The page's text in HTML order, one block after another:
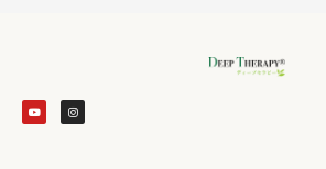
u
t
u
s
t
a